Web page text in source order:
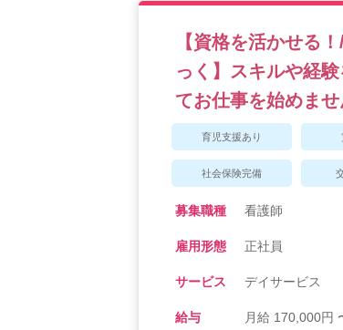
【資格を活かせる
っく】スキルや経
てお仕事を始めま
育児支援あり
社会保険完備
募集職種 看護師
雇用形態 正社員
サービス デイサービス
給与 月給 170,000円